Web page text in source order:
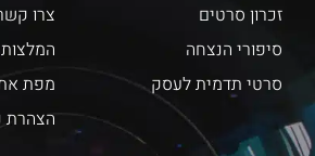
צרו
המלצות
מפת
הצהרת
זכרון סרטים
סיפורי הנצחה
סרטי תדמית לעסק